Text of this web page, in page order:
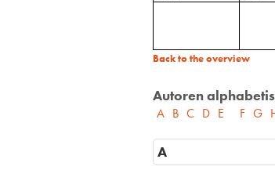
Back to the overview
Autoren
A B C D E F G
A